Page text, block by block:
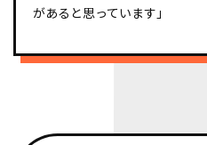
があると思っています」